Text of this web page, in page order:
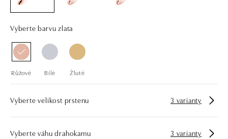
Vyberte barvu zlata
Růžové Bílé Žluté
Vyberte velikost prstenu 3 varianty
Vyberte váhu drahokamu 3 varianty